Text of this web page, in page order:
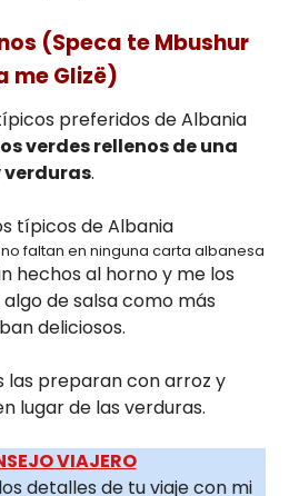
(Speca te Mbushur
me Glizë)
preferidos de Albania
verdes rellenos de una
verduras.
faltan en ninguna carta albanesa
hechos al horno y me los
de salsa como más
deliciosos.
las preparan con arroz y
lugar de las verduras.
VIAJERO
detalles de tu viaje con mi